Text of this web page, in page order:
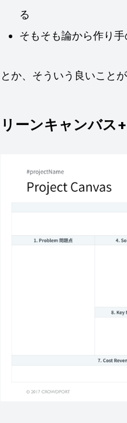
る
そもそも論から作り
とか、そういう良いこと
リーンキャンバス